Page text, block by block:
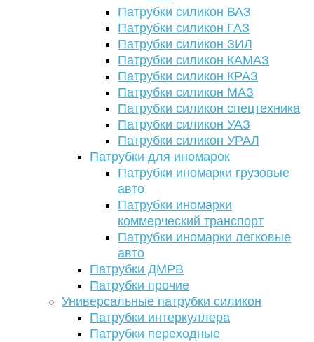
Патрубки силикон ВАЗ
Патрубки силикон ГАЗ
Патрубки силикон ЗИЛ
Патрубки силикон КАМАЗ
Патрубки силикон КРАЗ
Патрубки силикон МАЗ
Патрубки силикон спецтехника
Патрубки силикон УАЗ
Патрубки силикон УРАЛ
Патрубки для иномарок
Патрубки иномарки грузовые
авто
Патрубки иномарки
коммерческий транспорт
Патрубки иномарки легковые
авто
Патрубки ДМРВ
Патрубки прочие
Универсальные патрубки силикон
Патрубки интеркуллера
Патрубки переходные